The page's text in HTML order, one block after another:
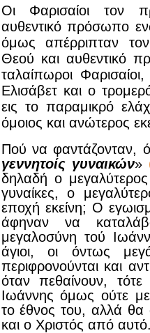
Οι Φαρισαίοι τον
αυθεντικό πρόσωπο
όμως απέρριπταν
Θεού και αυθεντικό
ταλαίπωροι
Ελισάβετ και ο
εις το παραμικρό
όμοιος και ανώτερος
Πού να φαντάζονταν,
γεννητοίς γυναικών»
δηλαδή ο
γυναίκες, ο
εποχή εκείνη; Ο
άφηναν να
μεγαλοσύνη τού
άγιοι, οι όντως
περιφρονούνται και
όταν πεθαίνουν,
Ιωάννης όμως ούτε
το έθνος του, αλλά θα
και ο Χριστός από